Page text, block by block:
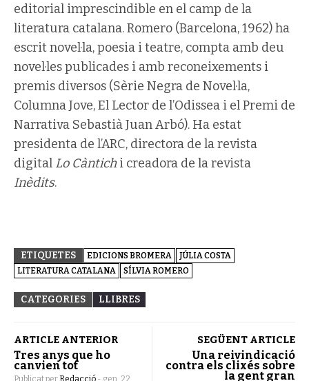
editorial imprescindible en el camp de la
literatura catalana. Romero (Barcelona, 1962) ha
escrit novel·la, poesia i teatre, compta amb deu
novel·les publicades i amb reconeixements i
premis diversos (Sèrie Negra de Novel·la,
Columna Jove, El Lector de l’Odissea i el Premi de
Narrativa Sebastià Juan Arbó). Ha estat
presidenta de l’ARC, directora de la revista
digital Lo Càntichi creadora de la revista
Inèdits.
ETIQUETES EDICIONS BROMERA
JÚLIA COSTA
LITERATURA CATALANA
SÍLVIA ROMERO
CATEGORIES LLIBRES
ARTICLE ANTERIOR
Tres anys que ho
canvien tot
Publicat per Redacció - gen. 22,
SEGÜENT ARTICLE
Una reivindicació
contra els clixés sobre
la gent gran